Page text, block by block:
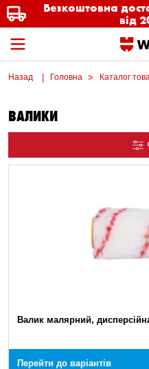
Безкоштовна
від
Назад Головна Каталог
ВАЛИКИ
Валик малярний,
Перейти до варіантів